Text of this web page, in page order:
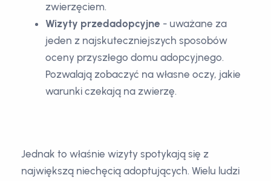
zwierzęciem.
Wizyty przedadopcyjne - uważane za
jeden z najskuteczniejszych sposobów
oceny przyszłego domu adopcyjnego.
Pozwalają zobaczyć na własne oczy, jakie
warunki czekają na zwierzę.
Jednak to właśnie wizyty spotykają się z
największą niechęcią adoptujących. Wielu ludzi